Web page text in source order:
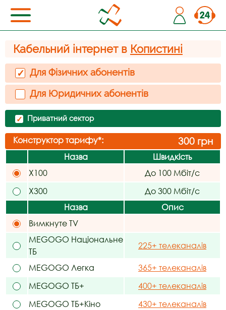
Кабельний інтернет в Копистині
✓ Для Фізичних абонентів
Для Юридичних абонентів
✓ Приватний сектор
Конструктор тарифу*: 300 грн
Назва
Швидкість
X100
До 100 Мбіт/с
X300
До 300 Мбіт/с
Назва
Опис
Вимкнуте TV
MEGOGO Національне
ТБ
225+ телеканалів
MEGOGO Легка
365+ телеканалів
MEGOGO ТБ+
400+ телеканалів
MEGOGO ТБ+Кіно
430+ телеканалів